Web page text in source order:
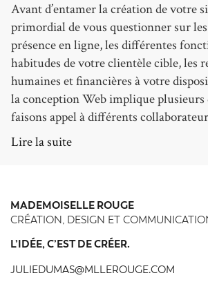
Avant d’entamer la création de votre
primordial de vous questionner sur
présence en ligne, les différentes
habitudes de votre clientèle cible, les
humaines et financières à votre
la conception Web implique plusieurs
faisons appel à différents
Lire la suite
MADEMOISELLE ROUGE
CRÉATION, DESIGN ET
L’IDÉE, C’EST DE CRÉER.
JULIEDUMAS@MLLEROUGE.COM